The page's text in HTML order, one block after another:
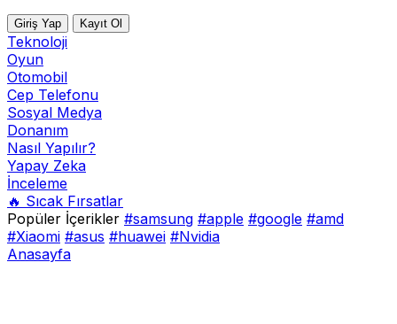
Giriş Yap Kayıt Ol
Teknoloji
Oyun
Otomobil
Cep Telefonu
Sosyal Medya
Donanım
Nasıl Yapılır?
Yapay Zeka
İnceleme
🔥 Sıcak Fırsatlar
Popüler İçerikler #samsung #apple #google #amd
#Xiaomi #asus #huawei #Nvidia
Anasayfa